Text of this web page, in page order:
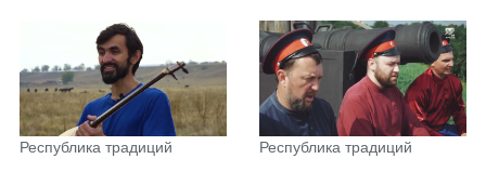
Республика традиций Республика традиций